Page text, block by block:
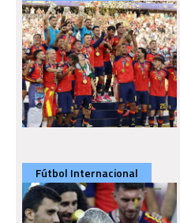
Fútbol Internacional